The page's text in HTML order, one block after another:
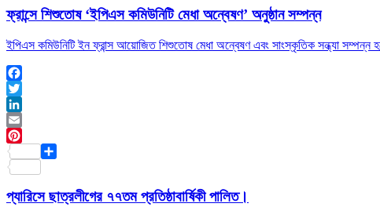
ফ্রান্সে শিশুতোষ ‘ইপিএস কমিউনিটি মেধা অন্বেষণ’ অনুষ্ঠান সম্পন্ন
ইপিএস কমিউনিটি ইন ফ্রান্স আয়োজিত শিশুতোষ মেধা অন্বেষণ এবং সাংস্কৃতিক সন্ধ্যা
Facebook
Twitter
LinkedIn
Email
Pinterest
প্যারিসে ছাত্রলীগের ৭৭তম প্রতিষ্ঠাবার্ষিকী পালিত।